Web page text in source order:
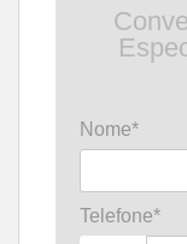
Nome*
Telefone*